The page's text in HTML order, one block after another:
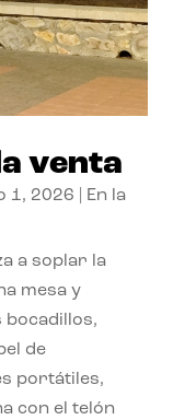
venta
1, 2026
En la
a soplar la
mesa y
bocadillos,
de
portátiles,
con el telón